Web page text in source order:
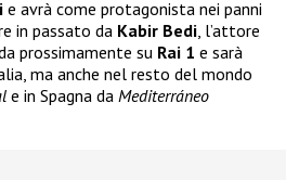
e avrà come protagonista nei panni
in passato da Kabir Bedi, l’attore
prossimamente su Rai 1 e sarà
ma anche nel resto del mondo
e in Spagna da Mediterráneo